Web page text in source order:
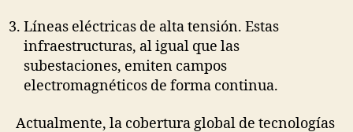
Líneas eléctricas de alta tensión. Estas
infraestructuras, al igual que las
subestaciones, emiten campos
electromagnéticos de forma continua.
Actualmente, la cobertura global de tecnologías